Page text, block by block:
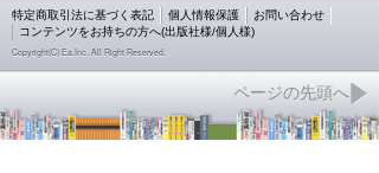
特定商取引法に基づく表記 個人情報保護
お問い合わせ
コンテンツをお持ちの方へ(出版社様/個人様)
Copyright(C) Ea.Inc. All Right Reserved.
ページの先頭へ